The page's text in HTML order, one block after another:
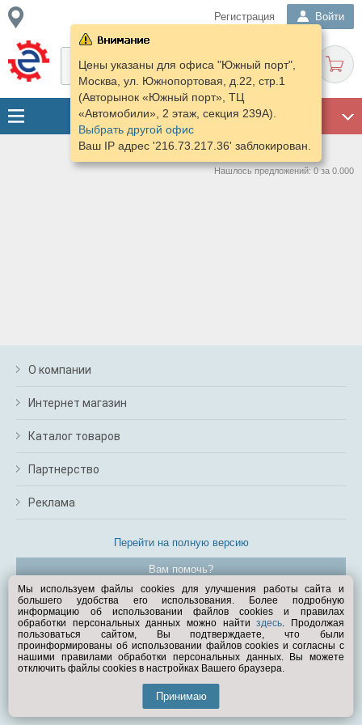
Регистрация Войти
Цены указаны для офиса "Южный порт",
Москва, ул. Южнопортовая, д.22, стр.1
(Авторынок «Южный порт», ТЦ
«Автомобили», 2 этаж, секция 239А).
Выбрать другой офис
Ваш IP адрес '216.73.217.36' заблокирован.
Нашлось предложений: 0 за 0.000
О компании
Интернет магазин
Каталог товаров
Партнерство
Реклама
Перейти на полную версию
Вам помочь?
© Exist.ru 1998—2026
Мы используем файлы cookies для улучшения работы сайта и
большего удобства его использования. Более подробную
информацию об использовании файлов cookies и правилах
обработки персональных данных можно найтиздесь. Продолжая
пользоваться сайтом, Вы подтверждаете, что были
проинформированы об использовании файлов cookies и согласны с
нашими правилами обработки персональных данных. Вы можете
отключить файлы cookies в настройках Вашего браузера.
Принимаю